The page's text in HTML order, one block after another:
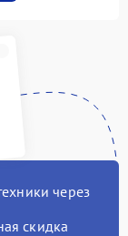
через
скидка